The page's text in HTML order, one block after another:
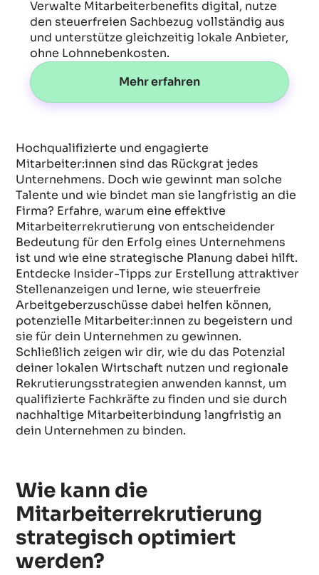
Verwalte Mitarbeiterbenefits digital, nutze
den steuerfreien Sachbezug vollständig aus
und unterstütze gleichzeitig lokale Anbieter,
ohne Lohnnebenkosten.
Mehr erfahren
Hochqualifizierte und engagierte
Mitarbeiter:innen sind das Rückgrat jedes
Unternehmens. Doch wie gewinnt man solche
Talente und wie bindet man sie langfristig an die
Firma? Erfahre, warum eine effektive
Mitarbeiterrekrutierung von entscheidender
Bedeutung für den Erfolg eines Unternehmens
ist und wie eine strategische Planung dabei hilft.
Entdecke Insider-Tipps zur Erstellung attraktiver
Stellenanzeigen und lerne, wie steuerfreie
Arbeitgeberzuschüsse dabei helfen können,
potenzielle Mitarbeiter:innen zu begeistern und
sie für dein Unternehmen zu gewinnen.
Schließlich zeigen wir dir, wie du das Potenzial
deiner lokalen Wirtschaft nutzen und regionale
Rekrutierungsstrategien anwenden kannst, um
qualifizierte Fachkräfte zu finden und sie durch
nachhaltige Mitarbeiterbindung langfristig an
dein Unternehmen zu binden.
Wie kann die
Mitarbeiterrekrutierung
strategisch optimiert
werden?